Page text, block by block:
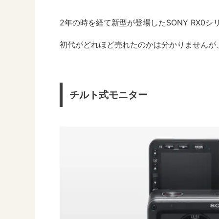
2年の時を経て新型が登場したSONY RX0シ
初代がどれほど売れたのかは分かりません
チルト式モニター